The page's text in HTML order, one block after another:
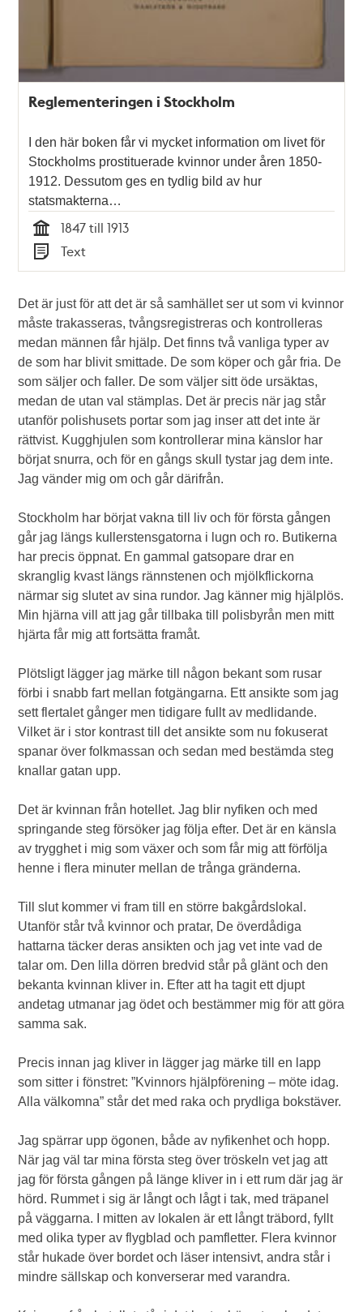
Reglementeringen i Stockholm
I den här boken får vi mycket information om livet för
Stockholms prostituerade kvinnor under åren 1850-
1912. Dessutom ges en tydlig bild av hur
statsmakterna…
Tid
1847 till 1913
Typ
Text
Det är just för att det är så samhället ser ut som vi kvinnor
måste trakasseras, tvångsregistreras och kontrolleras
medan männen får hjälp. Det finns två vanliga typer av
de som har blivit smittade. De som köper och går fria. De
som säljer och faller. De som väljer sitt öde ursäktas,
medan de utan val stämplas. Det är precis när jag står
utanför polishusets portar som jag inser att det inte är
rättvist. Kugghjulen som kontrollerar mina känslor har
börjat snurra, och för en gångs skull tystar jag dem inte.
Jag vänder mig om och går därifrån.
Stockholm har börjat vakna till liv och för första gången
går jag längs kullerstensgatorna i lugn och ro. Butikerna
har precis öppnat. En gammal gatsopare drar en
skranglig kvast längs rännstenen och mjölkflickorna
närmar sig slutet av sina rundor. Jag känner mig hjälplös.
Min hjärna vill att jag går tillbaka till polisbyrån men mitt
hjärta får mig att fortsätta framåt.
Plötsligt lägger jag märke till någon bekant som rusar
förbi i snabb fart mellan fotgängarna. Ett ansikte som jag
sett flertalet gånger men tidigare fullt av medlidande.
Vilket är i stor kontrast till det ansikte som nu fokuserat
spanar över folkmassan och sedan med bestämda steg
knallar gatan upp.
Det är kvinnan från hotellet. Jag blir nyfiken och med
springande steg försöker jag följa efter. Det är en känsla
av trygghet i mig som växer och som får mig att förfölja
henne i flera minuter mellan de trånga gränderna.
Till slut kommer vi fram till en större bakgårdslokal.
Utanför står två kvinnor och pratar, De överdådiga
hattarna täcker deras ansikten och jag vet inte vad de
talar om. Den lilla dörren bredvid står på glänt och den
bekanta kvinnan kliver in. Efter att ha tagit ett djupt
andetag utmanar jag ödet och bestämmer mig för att göra
samma sak.
Precis innan jag kliver in lägger jag märke till en lapp
som sitter i fönstret: ”Kvinnors hjälpförening – möte idag.
Alla välkomna” står det med raka och prydliga bokstäver.
Jag spärrar upp ögonen, både av nyfikenhet och hopp.
När jag väl tar mina första steg över tröskeln vet jag att
jag för första gången på länge kliver in i ett rum där jag är
hörd. Rummet i sig är långt och lågt i tak, med träpanel
på väggarna. I mitten av lokalen är ett långt träbord, fyllt
med olika typer av flygblad och pamfletter. Flera kvinnor
står hukade över bordet och läser intensivt, andra står i
mindre sällskap och konverserar med varandra.